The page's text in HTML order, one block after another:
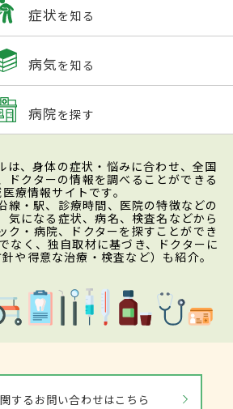
症状を知る
病気を知る
病院を探す
は、身体の症状・悩みに合わせ、全国
ドクターの情報を調べることができる
療情報サイトです。
線・駅、診療時間、医院の特徴などの
気になる症状、病名、検査名などから
ク・病院、ドクターを探すことができ
なく、独自取材に基づき、ドクターに
や得意な治療・検査など）も紹介。
するお問い合わせはこちら